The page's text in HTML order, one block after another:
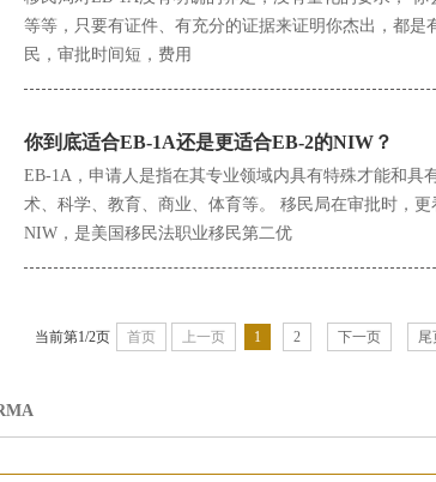
等等，只要有证件、有充分的证据来证明你杰出，都是
民，审批时间短，费用
你到底适合EB-1A还是更适合EB-2的NIW？
EB-1A，申请人是指在其专业领域内具有特殊才能和具
术、科学、教育、商业、体育等。 移民局在审批时，更
NIW，是美国移民法职业移民第二优
当前第1/2页 首页 上一页 1 2 下一页 尾